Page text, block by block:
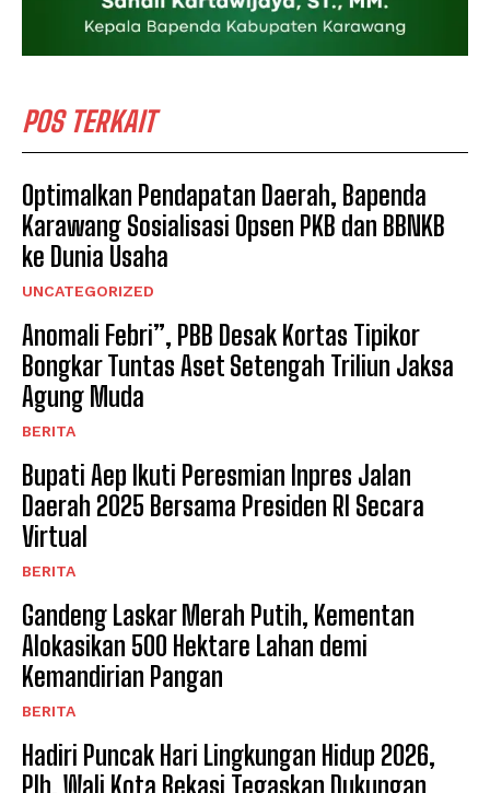
POS TERKAIT
Optimalkan Pendapatan Daerah, Bapenda
Karawang Sosialisasi Opsen PKB dan BBNKB
ke Dunia Usaha
UNCATEGORIZED
Anomali Febri”, PBB Desak Kortas Tipikor
Bongkar Tuntas Aset Setengah Triliun Jaksa
Agung Muda
BERITA
Bupati Aep Ikuti Peresmian Inpres Jalan
Daerah 2025 Bersama Presiden RI Secara
Virtual
BERITA
Gandeng Laskar Merah Putih, Kementan
Alokasikan 500 Hektare Lahan demi
Kemandirian Pangan ​
BERITA
Hadiri Puncak Hari Lingkungan Hidup 2026,
Plh. Wali Kota Bekasi Tegaskan Dukungan